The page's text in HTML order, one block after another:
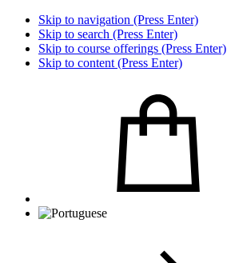
Skip to navigation (Press Enter)
Skip to search (Press Enter)
Skip to course offerings (Press Enter)
Skip to content (Press Enter)